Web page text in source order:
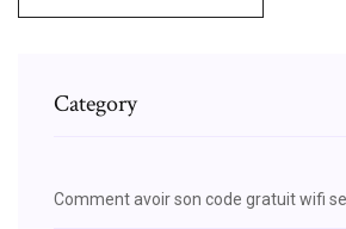
Category
Comment avoir son code gratuit wifi